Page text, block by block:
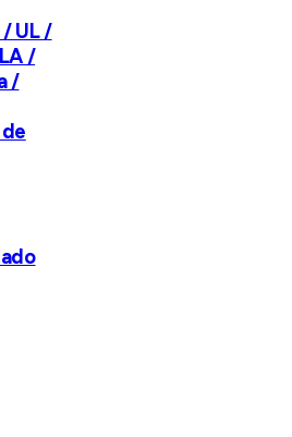
UL /
/
/